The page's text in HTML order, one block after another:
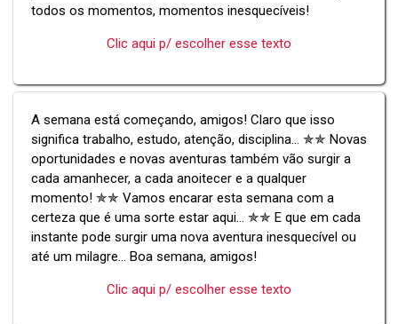
todos os momentos, momentos inesquecíveis!
Clic aqui p/ escolher esse texto
A semana está começando, amigos! Claro que isso
significa trabalho, estudo, atenção, disciplina... ✯✯ Novas
oportunidades e novas aventuras também vão surgir a
cada amanhecer, a cada anoitecer e a qualquer
momento! ✯✯ Vamos encarar esta semana com a
certeza que é uma sorte estar aqui... ✯✯ E que em cada
instante pode surgir uma nova aventura inesquecível ou
até um milagre... Boa semana, amigos!
Clic aqui p/ escolher esse texto